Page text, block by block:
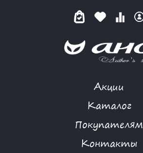
Акции
Каталог
Покупателям
Контакты
КОМБИДРЕСС